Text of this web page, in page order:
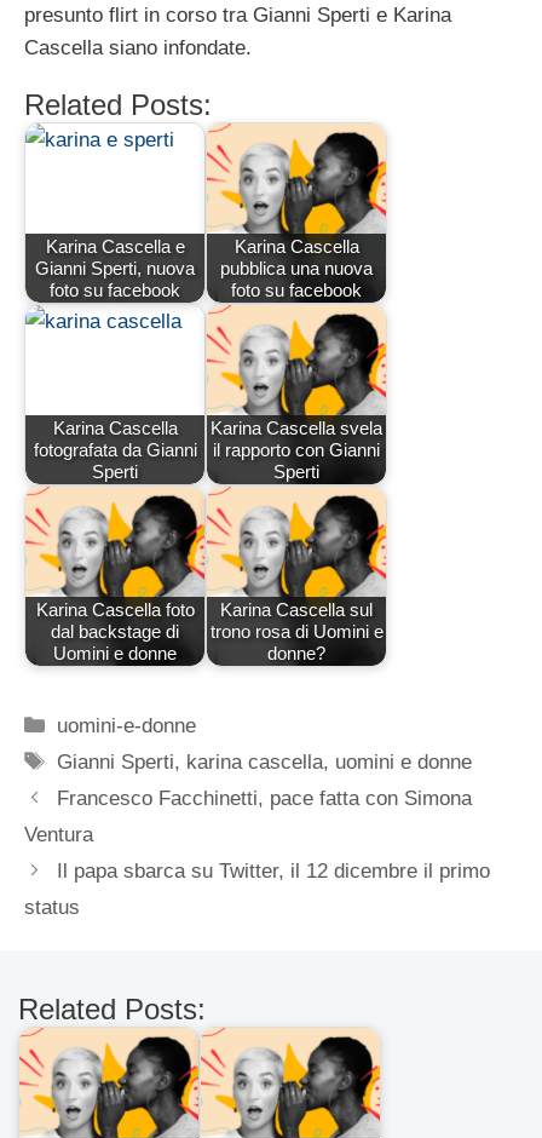
presunto flirt in corso tra Gianni Sperti e Karina
Cascella siano infondate.
Related Posts:
Karina Cascella e
Gianni Sperti, nuova
foto su facebook
Karina Cascella
pubblica una nuova
foto su facebook
Karina Cascella
fotografata da Gianni
Sperti
Karina Cascella svela
il rapporto con Gianni
Sperti
Karina Cascella foto
dal backstage di
Uomini e donne
Karina Cascella sul
trono rosa di Uomini e
donne?
Categorie
uomini-e-donne
Tag
Gianni Sperti, karina cascella, uomini e donne
Francesco Facchinetti, pace fatta con Simona
Ventura
Il papa sbarca su Twitter, il 12 dicembre il primo
status
Related Posts: